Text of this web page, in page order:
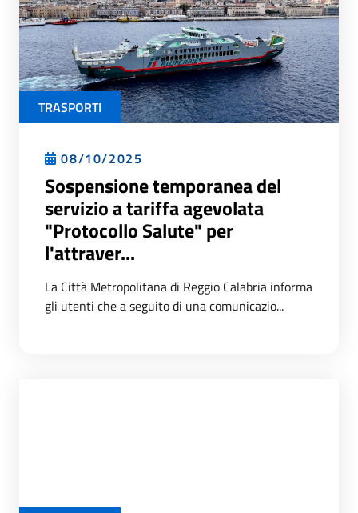
TRASPORTI
08/10/2025
Sospensione temporanea del
servizio a tariffa agevolata
"Protocollo Salute" per
l'attraver...
La Città Metropolitana di Reggio Calabria informa
gli utenti che a seguito di una comunicazio...